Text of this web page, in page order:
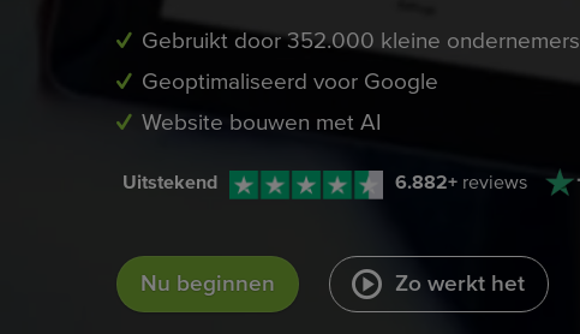
Gebruikt door 352.000 kleine ondernemers
Geoptimaliseerd voor Google
Website bouwen met AI
Uitstekend 6.882+ reviews
Nu beginnen Zo werkt het